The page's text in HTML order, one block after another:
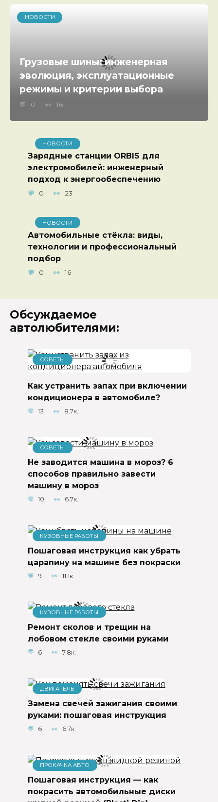
НОВОСТИ
Грузовые шины: инженерная
эволюция, эксплуатационные
режимы и критерии выбора
0 16
НОВОСТИ
Зарядные станции ORBIS для
электромобилей: инженерный
подход к энергообеспечению
0 23
НОВОСТИ
Автомобильные стёкла: виды,
технологии и профессиональный
подбор
0 16
Обсуждаемое
автолюбителями:
СОВЕТЫ
Как устранить запах при включении
кондиционера в автомобиле?
13 8.7к.
СОВЕТЫ
Не заводится машина в мороз? 6
способов правильно завести
машину в мороз
10 6.7к.
КУЗОВНЫЕ РАБОТЫ
Пошаговая инструкция как убрать
царапину на машине без покраски
9 11.1к.
КУЗОВНЫЕ РАБОТЫ
Ремонт сколов и трещин на
лобовом стекле своими руками
6 7.8к.
ДВИГАТЕЛЬ
Замена свечей зажигания своими
руками: пошаговая инструкция
6 6.7к.
ПРОКАЧКА АВТО
Пошаговая инструкция — как
покрасить автомобильные диски